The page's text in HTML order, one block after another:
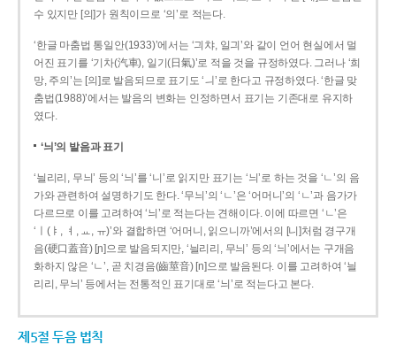
수 있지만 [의]가 원칙이므로 ‘의’로 적는다.
‘한글 마춤법 통일안(1933)’에서는 ‘긔챠, 일긔’와 같이 언어 현실에서 멀
어진 표기를 ‘기차(汽車), 일기(日氣)’로 적을 것을 규정하였다. 그러나 ‘희
망, 주의’는 [의]로 발음되므로 표기도 ‘ㅢ’로 한다고 규정하였다. ‘한글 맞
춤법(1988)’에서는 발음의 변화는 인정하면서 표기는 기존대로 유지하
였다.
‘늬’의 발음과 표기
‘늴리리, 무늬’ 등의 ‘늬’를 ‘니’로 읽지만 표기는 ‘늬’로 하는 것을 ‘ㄴ’의 음
가와 관련하여 설명하기도 한다. ‘무늬’의 ‘ㄴ’은 ‘어머니’의 ‘ㄴ’과 음가가
다르므로 이를 고려하여 ‘늬’로 적는다는 견해이다. 이에 따르면 ‘ㄴ’은
‘ㅣ(ㅑ, ㅕ, ㅛ, ㅠ)’와 결합하면 ‘어머니, 읽으니까’에서의 [니]처럼 경구개
음(硬口蓋音) [ɲ]으로 발음되지만, ‘늴리리, 무늬’ 등의 ‘늬’에서는 구개음
화하지 않은 ‘ㄴ’, 곧 치경음(齒莖音) [n]으로 발음된다. 이를 고려하여 ‘늴
리리, 무늬’ 등에서는 전통적인 표기대로 ‘늬’로 적는다고 본다.
제5절 두음 법칙